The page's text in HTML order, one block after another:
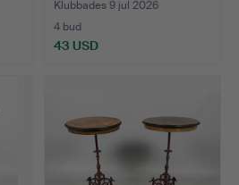
Klubbades 9 jul 2026
4 bud
43 USD